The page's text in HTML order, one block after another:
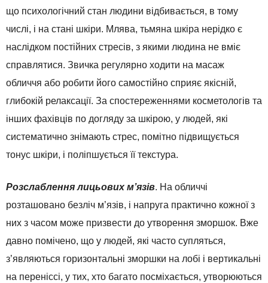
що психологічний стан людини відбивається, в тому
числі, і на стані шкіри. Млява, тьмяна шкіра нерідко є
наслідком постійних стресів, з якими людина не вміє
справлятися. Звичка регулярно ходити на масаж
обличчя або робити його самостійно сприяє якісній,
глибокій релаксації. За спостереженнями косметологів та
інших фахівців по догляду за шкірою, у людей, які
систематично знімають стрес, помітно підвищується
тонус шкіри, і поліпшується її текстура.
Розслаблення лицьових м’язів. На обличчі
розташовано безліч м’язів, і напруга практично кожної з
них з часом може призвести до утворення зморшок. Вже
давно помічено, що у людей, які часто супляться,
з’являються горизонтальні зморшки на лобі і вертикальні
на переніссі, у тих, хто багато посміхається, утворюються